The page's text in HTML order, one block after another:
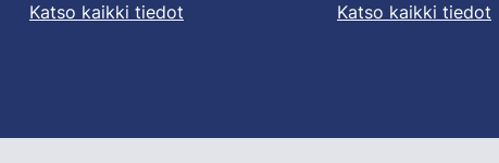
Katso kaikki tiedot Katso kaikki tiedot